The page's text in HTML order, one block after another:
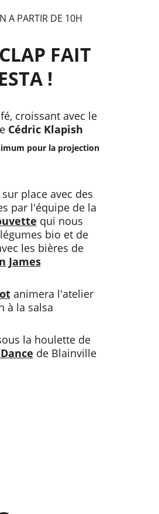
A PARTIR DE 10H
FAIT
!
croissant avec le
Cédric Klapish
place avec des
par l'équipe de la
qui nous
bio et de
les bières de
James
animera l'atelier
à la salsa
la houlette de
de Blainville
pour la projection